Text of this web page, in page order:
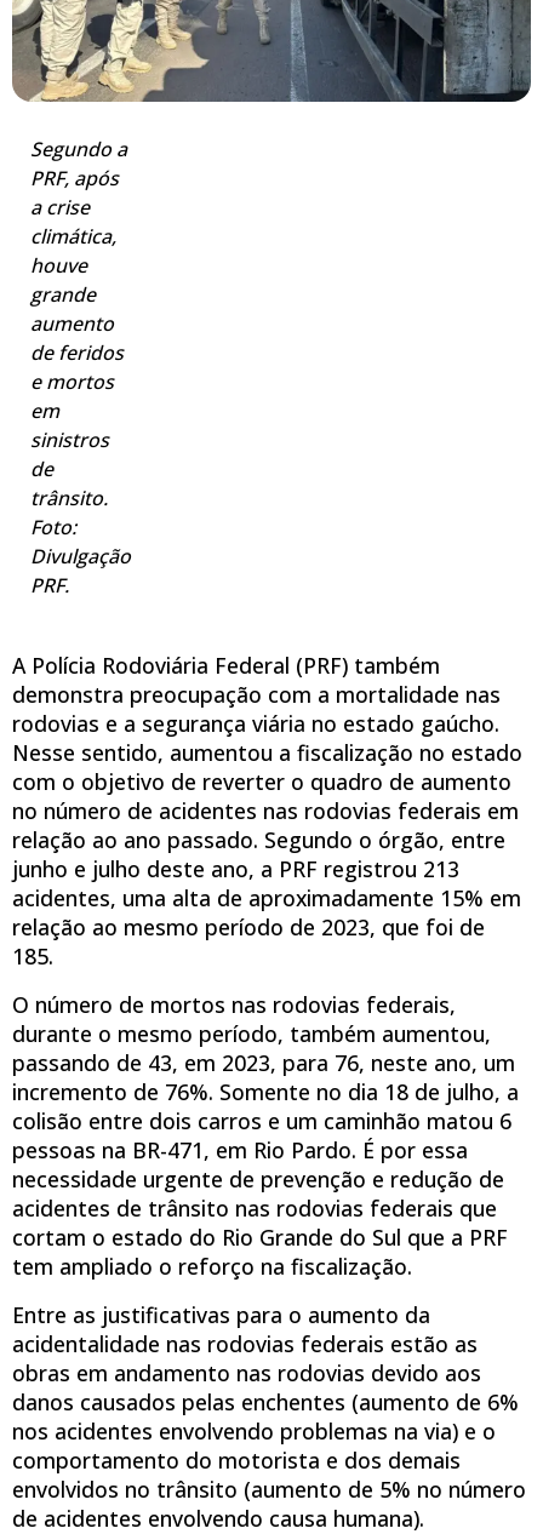
Segundo a
PRF, após
a crise
climática,
houve
grande
aumento
de feridos
e mortos
em
sinistros
de
trânsito.
Foto:
Divulgação
PRF.
A Polícia Rodoviária Federal (PRF) também
demonstra preocupação com a mortalidade nas
rodovias e a segurança viária no estado gaúcho.
Nesse sentido, aumentou a fiscalização no estado
com o objetivo de reverter o quadro de aumento
no número de acidentes nas rodovias federais em
relação ao ano passado. Segundo o órgão, entre
junho e julho deste ano, a PRF registrou 213
acidentes, uma alta de aproximadamente 15% em
relação ao mesmo período de 2023, que foi de
185.
O número de mortos nas rodovias federais,
durante o mesmo período, também aumentou,
passando de 43, em 2023, para 76, neste ano, um
incremento de 76%. Somente no dia 18 de julho, a
colisão entre dois carros e um caminhão matou 6
pessoas na BR-471, em Rio Pardo. É por essa
necessidade urgente de prevenção e redução de
acidentes de trânsito nas rodovias federais que
cortam o estado do Rio Grande do Sul que a PRF
tem ampliado o reforço na fiscalização.
Entre as justificativas para o aumento da
acidentalidade nas rodovias federais estão as
obras em andamento nas rodovias devido aos
danos causados pelas enchentes (aumento de 6%
nos acidentes envolvendo problemas na via) e o
comportamento do motorista e dos demais
envolvidos no trânsito (aumento de 5% no número
de acidentes envolvendo causa humana).